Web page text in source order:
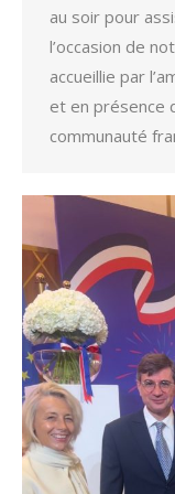
au soir pour
l’occasion de
accueillie par
et en présence
communauté